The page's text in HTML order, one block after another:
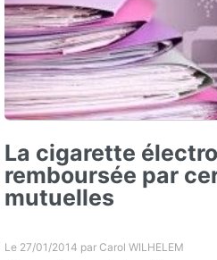
La cigarette
remboursée par
mutuelles
Le 27/01/2014 par Carol WILHELEM